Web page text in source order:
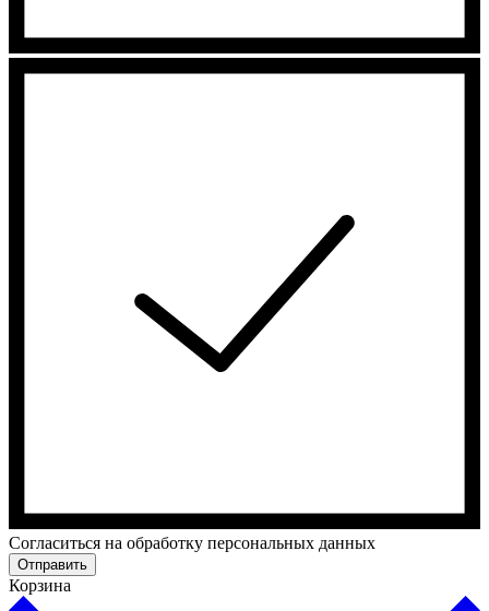
Cогласиться на обработку персональных данных
Отправить
Корзина